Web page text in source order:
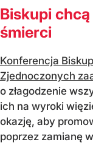
Biskupi
śmierci
Konferencja
Zjednoczonych
o złagodzenie
ich na wyroki
okazję, aby
poprzez zamianę